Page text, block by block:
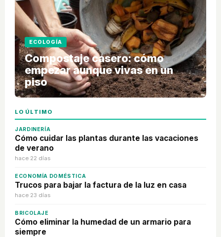
ECOLOGÍA
Compostaje casero: cómo
empezar aunque vivas en un
piso
LO ÚLTIMO
JARDINERÍA
Cómo cuidar las plantas durante las vacaciones
de verano
hace 22 días
ECONOMÍA DOMÉSTICA
Trucos para bajar la factura de la luz en casa
hace 23 días
BRICOLAJE
Cómo eliminar la humedad de un armario para
siempre